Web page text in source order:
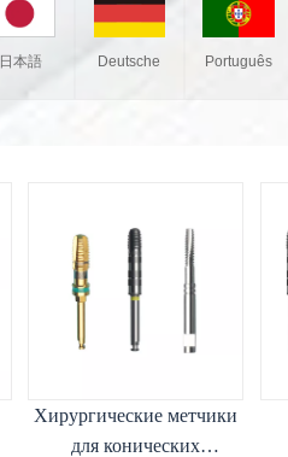
日本語 Deutsche Português
Хирургические метчики
для конических